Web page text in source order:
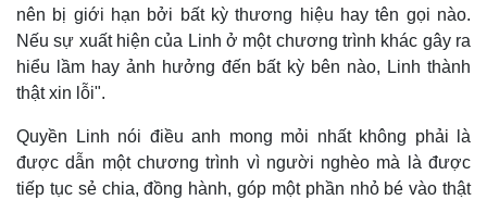
nên bị giới hạn bởi bất kỳ thương hiệu hay tên gọi nào.
Nếu sự xuất hiện của Linh ở một chương trình khác gây ra
hiểu lầm hay ảnh hưởng đến bất kỳ bên nào, Linh thành
thật xin lỗi".
Quyền Linh nói điều anh mong mỏi nhất không phải là
được dẫn một chương trình vì người nghèo mà là được
tiếp tục sẻ chia, đồng hành, góp một phần nhỏ bé vào thật